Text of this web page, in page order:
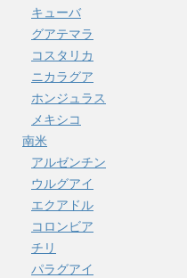
キューバ
グアテマラ
コスタリカ
ニカラグア
ホンジュラス
メキシコ
南米
アルゼンチン
ウルグアイ
エクアドル
コロンビア
チリ
パラグアイ